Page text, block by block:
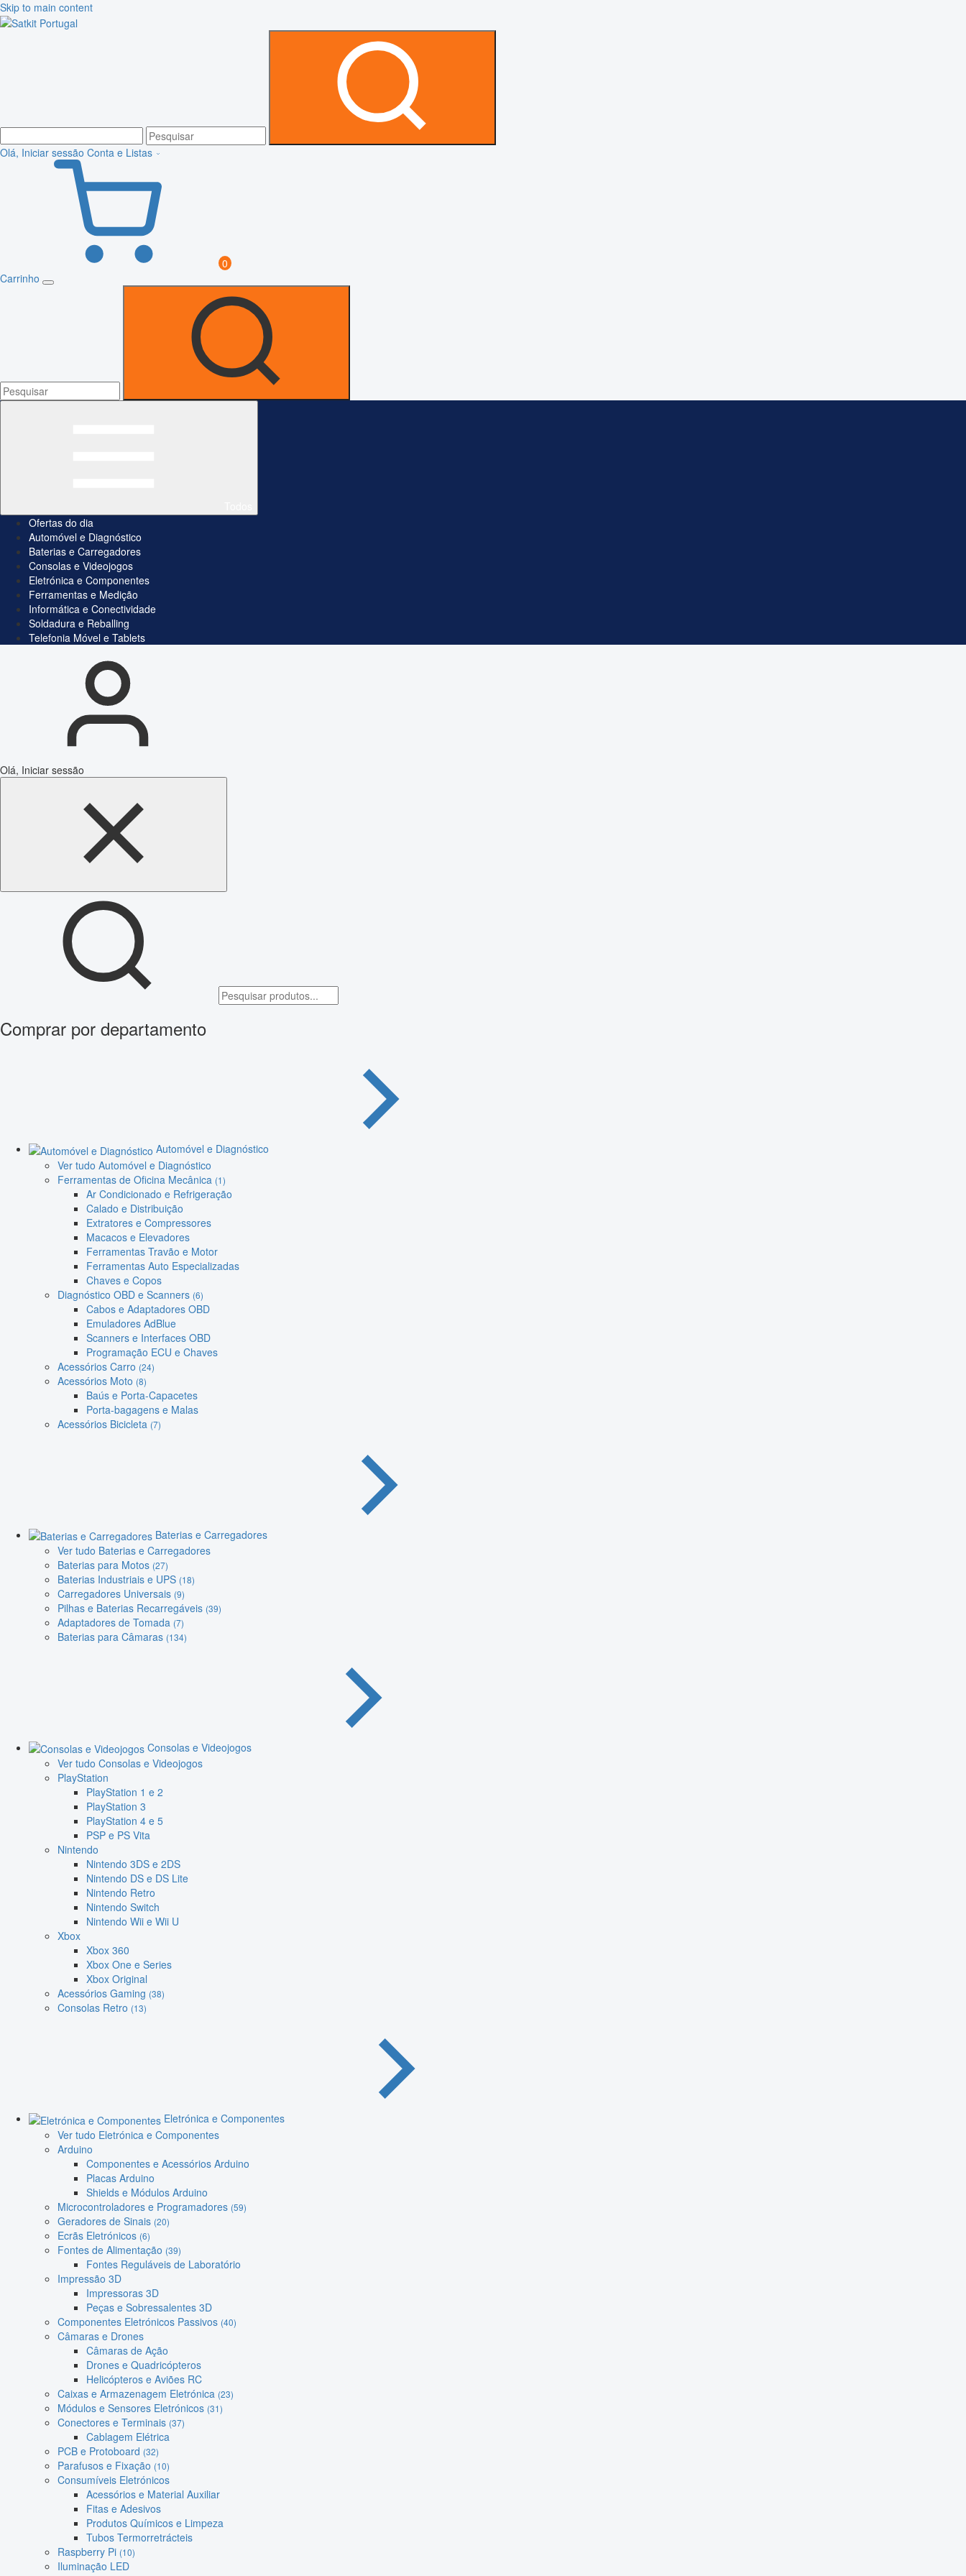
Skip to main content
Olá, Iniciar sessão Conta e Listas
0
Carrinho
Ofertas do dia
Automóvel e Diagnóstico
Baterias e Carregadores
Consolas e Videojogos
Eletrónica e Componentes
Ferramentas e Medição
Informática e Conectividade
Soldadura e Reballing
Telefonia Móvel e Tablets
Olá, Iniciar sessão
Comprar por departamento
Automóvel e Diagnóstico
Ver tudo Automóvel e Diagnóstico
Ferramentas de Oficina Mecânica (1)
Ar Condicionado e Refrigeração
Calado e Distribuição
Extratores e Compressores
Macacos e Elevadores
Ferramentas Travão e Motor
Ferramentas Auto Especializadas
Chaves e Copos
Diagnóstico OBD e Scanners (6)
Cabos e Adaptadores OBD
Emuladores AdBlue
Scanners e Interfaces OBD
Programação ECU e Chaves
Acessórios Carro (24)
Acessórios Moto (8)
Baús e Porta-Capacetes
Porta-bagagens e Malas
Acessórios Bicicleta (7)
Baterias e Carregadores
Ver tudo Baterias e Carregadores
Baterias para Motos (27)
Baterias Industriais e UPS (18)
Carregadores Universais (9)
Pilhas e Baterias Recarregáveis (39)
Adaptadores de Tomada (7)
Baterias para Câmaras (134)
Consolas e Videojogos
Ver tudo Consolas e Videojogos
PlayStation
PlayStation 1 e 2
PlayStation 3
PlayStation 4 e 5
PSP e PS Vita
Nintendo
Nintendo 3DS e 2DS
Nintendo DS e DS Lite
Nintendo Retro
Nintendo Switch
Nintendo Wii e Wii U
Xbox
Xbox 360
Xbox One e Series
Xbox Original
Acessórios Gaming (38)
Consolas Retro (13)
Eletrónica e Componentes
Ver tudo Eletrónica e Componentes
Arduino
Componentes e Acessórios Arduino
Placas Arduino
Shields e Módulos Arduino
Microcontroladores e Programadores (59)
Geradores de Sinais (20)
Ecrãs Eletrónicos (6)
Fontes de Alimentação (39)
Fontes Reguláveis de Laboratório
Impressão 3D
Impressoras 3D
Peças e Sobressalentes 3D
Componentes Eletrónicos Passivos (40)
Câmaras e Drones
Câmaras de Ação
Drones e Quadricópteros
Helicópteros e Aviões RC
Caixas e Armazenagem Eletrónica (23)
Módulos e Sensores Eletrónicos (31)
Conectores e Terminais (37)
Cablagem Elétrica
PCB e Protoboard (32)
Parafusos e Fixação (10)
Consumíveis Eletrónicos
Acessórios e Material Auxiliar
Fitas e Adesivos
Produtos Químicos e Limpeza
Tubos Termorretrácteis
Raspberry Pi (10)
Iluminação LED